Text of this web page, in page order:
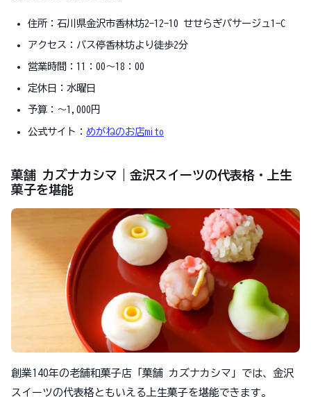
住所：石川県金沢市香林坊2-12-10 せせらぎパサージュ1-C
アクセス：バス停香林坊より徒歩2分
営業時間：11：00～18：00
定休日：水曜日
予算：～1,000円
公式サイト： めがねのお店mito
菓舗 カズナカシマ｜金沢スイーツの代表格・上生
菓子を堪能
創業140年の老舗和菓子店「菓舗 カズナカシマ」では、金沢
スイーツの代表格ともいえる上生菓子を堪能できます。